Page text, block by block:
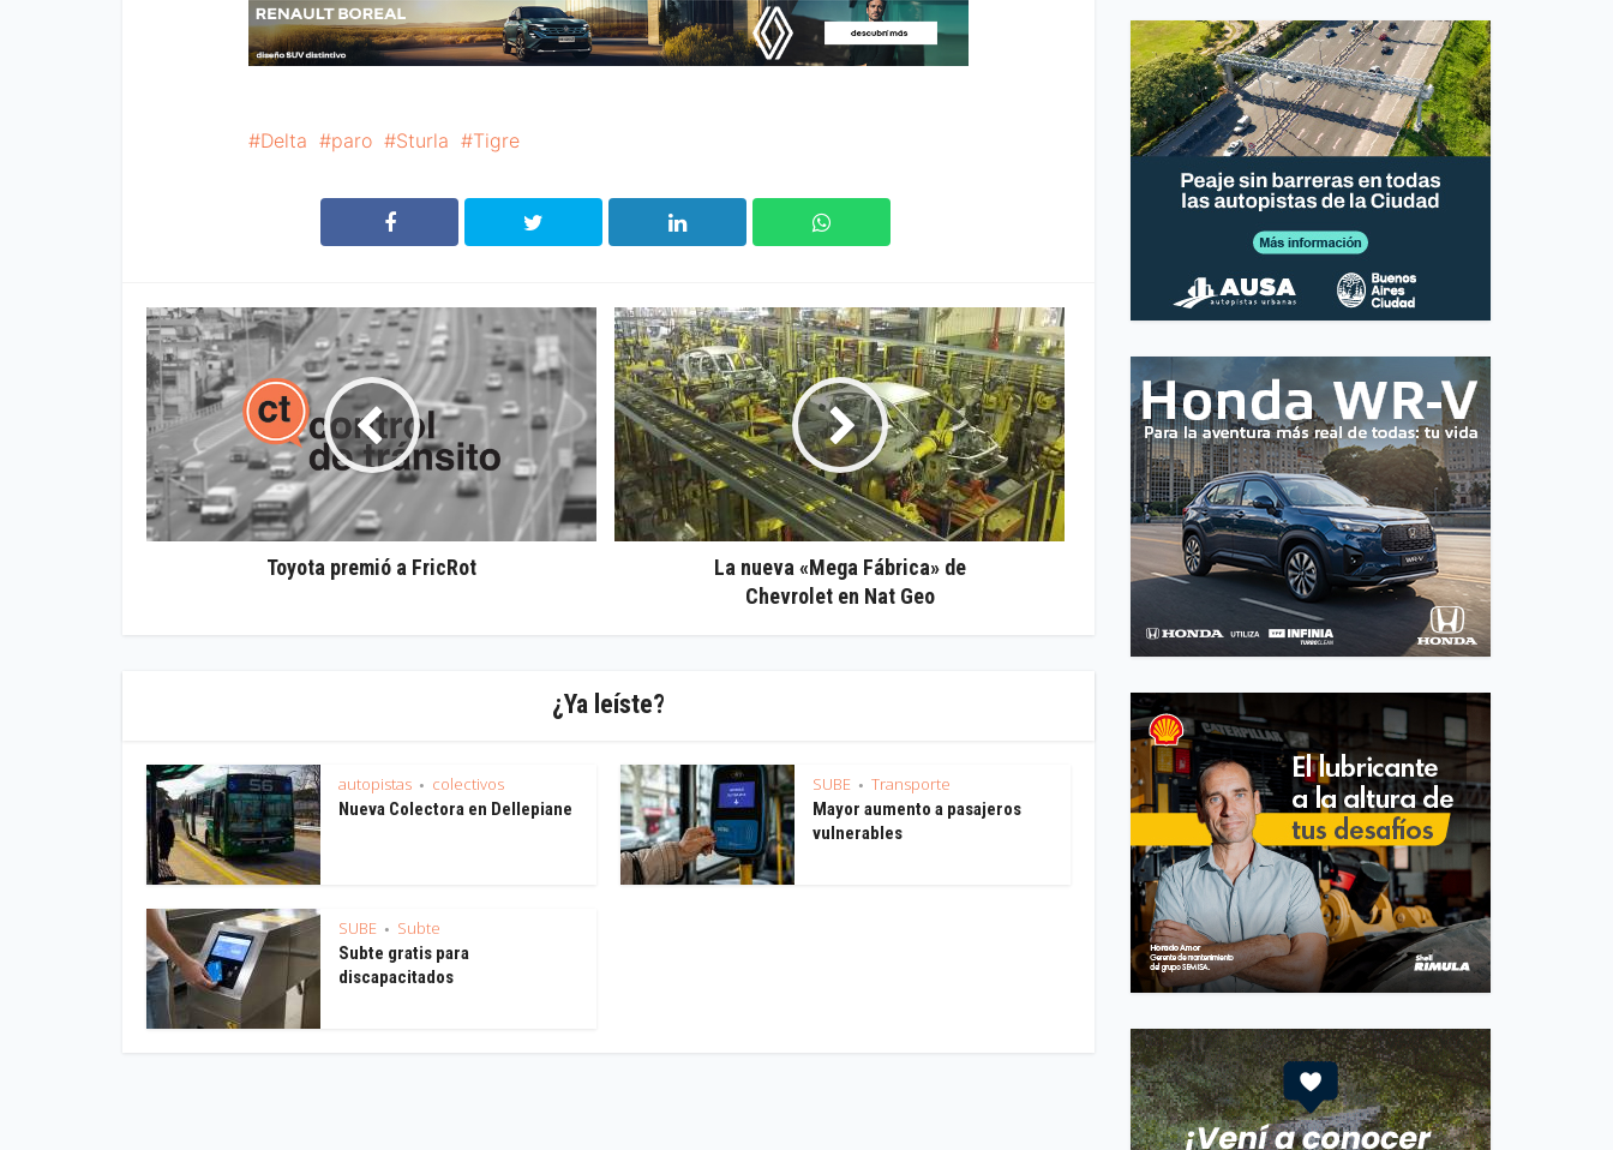
Delta paro Sturla Tigre
Toyota premió a FricRot
La nueva «Mega Fábrica» de
Chevrolet en Nat Geo
¿Ya leíste?
autopistas • colectivos
Nueva Colectora en Dellepiane
SUBE • Transporte
Mayor aumento a pasajeros
vulnerables
SUBE • Subte
Subte gratis para
discapacitados